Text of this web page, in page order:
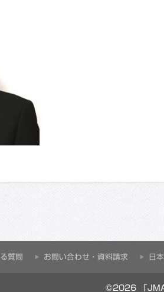
質問 お問い合わせ・資料請求 ⽇
©2026 「JMA